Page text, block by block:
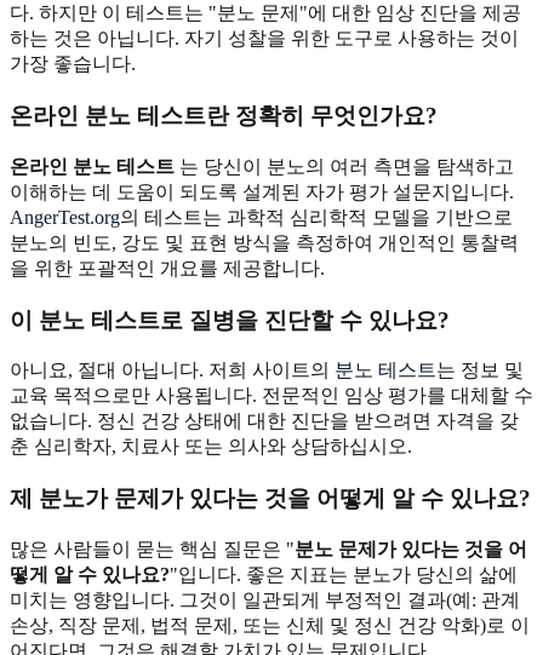
다. 하지만 이 테스트는 "분노 문제"에 대한 임상 진단을 제공
하는 것은 아닙니다. 자기 성찰을 위한 도구로 사용하는 것이
가장 좋습니다.
온라인 분노 테스트란 정확히 무엇인가요?
온라인 분노 테스트 는 당신이 분노의 여러 측면을 탐색하고
이해하는 데 도움이 되도록 설계된 자가 평가 설문지입니다.
AngerTest.org의 테스트는 과학적 심리학적 모델을 기반으로
분노의 빈도, 강도 및 표현 방식을 측정하여 개인적인 통찰력
을 위한 포괄적인 개요를 제공합니다.
이 분노 테스트로 질병을 진단할 수 있나요?
아니요, 절대 아닙니다. 저희 사이트의 분노 테스트는 정보 및
교육 목적으로만 사용됩니다. 전문적인 임상 평가를 대체할 수
없습니다. 정신 건강 상태에 대한 진단을 받으려면 자격을 갖
춘 심리학자, 치료사 또는 의사와 상담하십시오.
제 분노가 문제가 있다는 것을 어떻게 알 수 있나요?
많은 사람들이 묻는 핵심 질문은 "분노 문제가 있다는 것을 어
떻게 알 수 있나요?"입니다. 좋은 지표는 분노가 당신의 삶에
미치는 영향입니다. 그것이 일관되게 부정적인 결과(예: 관계
손상, 직장 문제, 법적 문제, 또는 신체 및 정신 건강 악화)로 이
어진다면, 그것은 해결할 가치가 있는 문제입니다.